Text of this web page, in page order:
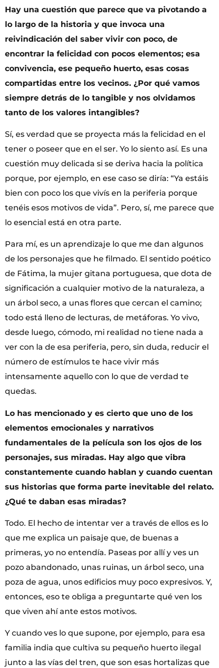
Hay una cuestión que parece que va pivotando a
lo largo de la historia y que invoca una
reivindicación del saber vivir con poco, de
encontrar la felicidad con pocos elementos; esa
convivencia, ese pequeño huerto, esas cosas
compartidas entre los vecinos. ¿Por qué vamos
siempre detrás de lo tangible y nos olvidamos
tanto de los valores intangibles?
Sí, es verdad que se proyecta más la felicidad en el
tener o poseer que en el ser. Yo lo siento así. Es una
cuestión muy delicada si se deriva hacia la política
porque, por ejemplo, en ese caso se diría: “Ya estáis
bien con poco los que vivís en la periferia porque
tenéis esos motivos de vida”. Pero, sí, me parece que
lo esencial está en otra parte.
Para mí, es un aprendizaje lo que me dan algunos
de los personajes que he filmado. El sentido poético
de Fátima, la mujer gitana portuguesa, que dota de
significación a cualquier motivo de la naturaleza, a
un árbol seco, a unas flores que cercan el camino;
todo está lleno de lecturas, de metáforas. Yo vivo,
desde luego, cómodo, mi realidad no tiene nada a
ver con la de esa periferia, pero, sin duda, reducir el
número de estímulos te hace vivir más
intensamente aquello con lo que de verdad te
quedas.
Lo has mencionado y es cierto que uno de los
elementos emocionales y narrativos
fundamentales de la película son los ojos de los
personajes, sus miradas. Hay algo que vibra
constantemente cuando hablan y cuando cuentan
sus historias que forma parte inevitable del relato.
¿Qué te daban esas miradas?
Todo. El hecho de intentar ver a través de ellos es lo
que me explica un paisaje que, de buenas a
primeras, yo no entendía. Paseas por allí y ves un
pozo abandonado, unas ruinas, un árbol seco, una
poza de agua, unos edificios muy poco expresivos. Y,
entonces, eso te obliga a preguntarte qué ven los
que viven ahí ante estos motivos.
Y cuando ves lo que supone, por ejemplo, para esa
familia india que cultiva su pequeño huerto ilegal
junto a las vías del tren, que son esas hortalizas que